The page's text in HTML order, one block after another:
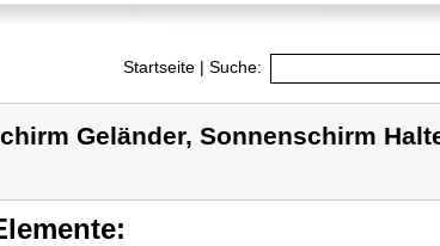
Startseite | Suche:
Geländer, Sonnenschirm